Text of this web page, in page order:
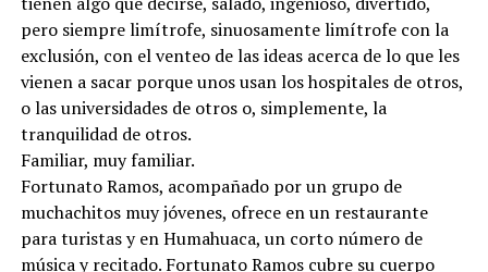
pero siempre limítrofe, sinuosamente limítrofe con la
exclusión, con el venteo de las ideas acerca de lo que les
vienen a sacar porque unos usan los hospitales de otros,
o las universidades de otros o, simplemente, la
tranquilidad de otros.
Familiar, muy familiar.
Fortunato Ramos, acompañado por un grupo de
muchachitos muy jóvenes, ofrece en un restaurante
para turistas y en Humahuaca, un corto número de
música y recitado. Fortunato Ramos cubre su cuerpo